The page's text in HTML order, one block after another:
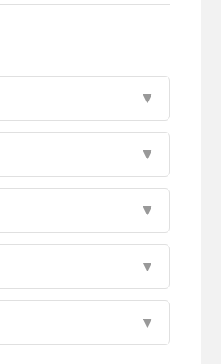
▼
▼
▼
▼
▼